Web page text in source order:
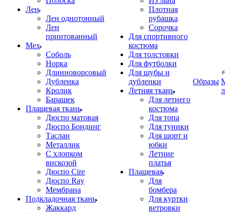
Лен
Лен однотонный
Лен
принтованный
Мех
Соболь
Норка
Длинноворсовый
Дубленка
Кролик
Барашек
Плащевая ткань
Дюспо матовая
Дюспо Бондинг
Таслан
Металлик
С хлопком
вискозой
Дюспо Cire
Дюспо Ray
Мембрана
Подкладочная ткань
Жаккард
Плотная
рубашка
Сорочка
Для спортивного
костюма
Для толстовки
Для футболки
Для шубы и
дубленки
Летняя ткань
Для летнего
костюма
Для топа
Для туники
Для шорт и
юбки
Летние
платья
Плащевая
Для
бомбера
Для куртки
ветровки
Образы